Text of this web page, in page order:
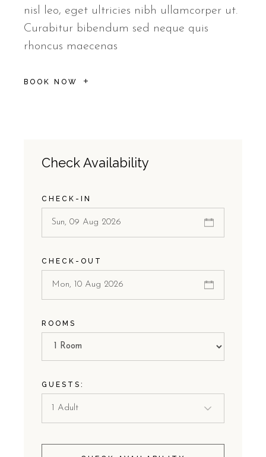
nisl leo, eget ultricies nibh ullamcorper ut.
Curabitur bibendum sed neque quis
rhoncus maecenas
BOOK NOW
Check Availability
CHECK-IN
CHECK-OUT
ROOMS
GUESTS: